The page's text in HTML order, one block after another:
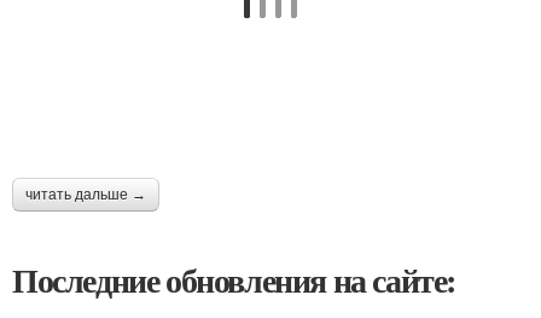
читать дальше →
Последние обновления на сайте: